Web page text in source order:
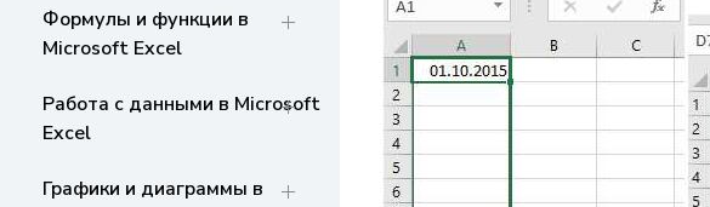
Формулы и функции в
Microsoft Excel
Работа с данными в Microsoft
Excel
Графики и диаграммы в